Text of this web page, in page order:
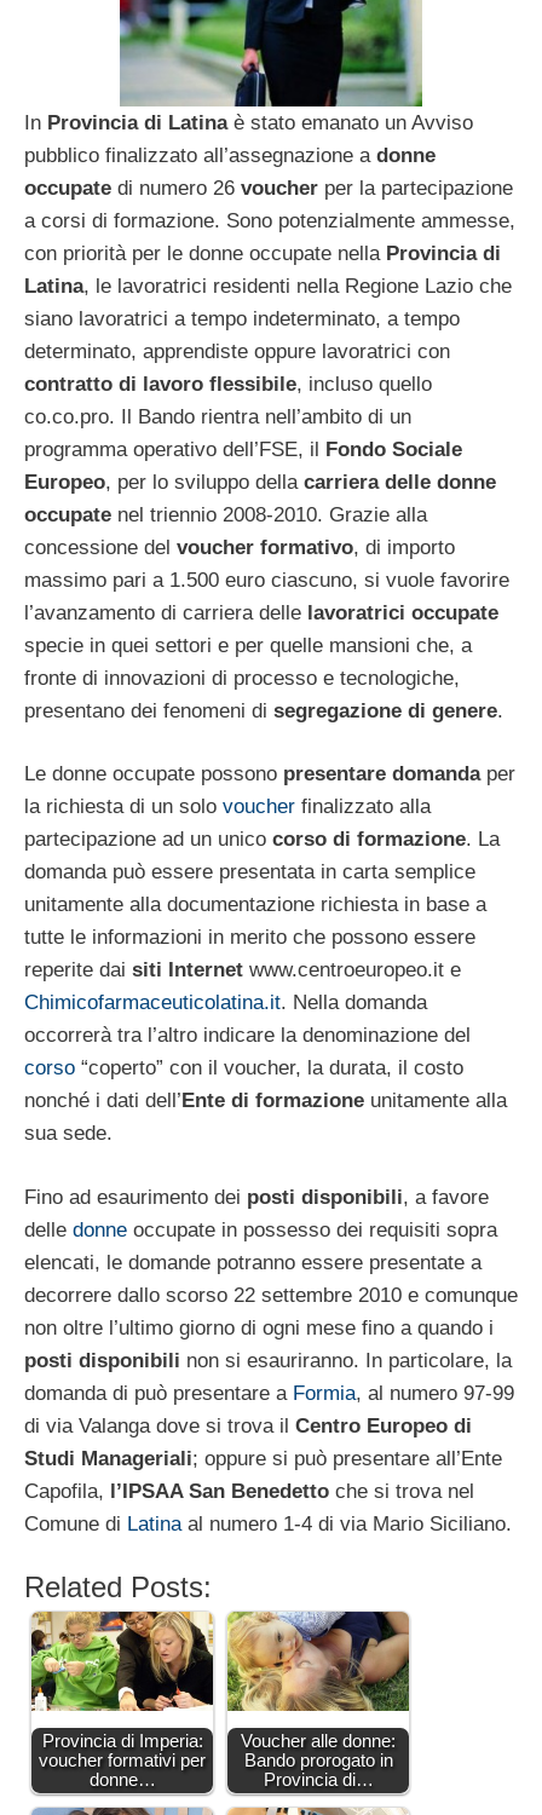
In Provincia di Latina è stato emanato un Avviso
pubblico finalizzato all’assegnazione a donne
occupate di numero 26 voucher per la partecipazione
a corsi di formazione. Sono potenzialmente ammesse,
con priorità per le donne occupate nella Provincia di
Latina, le lavoratrici residenti nella Regione Lazio che
siano lavoratrici a tempo indeterminato, a tempo
determinato, apprendiste oppure lavoratrici con
contratto di lavoro flessibile, incluso quello
co.co.pro. Il Bando rientra nell’ambito di un
programma operativo dell’FSE, il Fondo Sociale
Europeo, per lo sviluppo della carriera delle donne
occupate nel triennio 2008-2010. Grazie alla
concessione del voucher formativo, di importo
massimo pari a 1.500 euro ciascuno, si vuole favorire
l’avanzamento di carriera delle lavoratrici occupate
specie in quei settori e per quelle mansioni che, a
fronte di innovazioni di processo e tecnologiche,
presentano dei fenomeni di segregazione di genere.
Le donne occupate possono presentare domandaper
la richiesta di un solo voucher finalizzato alla
partecipazione ad un unico corso di formazione. La
domanda può essere presentata in carta semplice
unitamente alla documentazione richiesta in base a
tutte le informazioni in merito che possono essere
reperite dai siti Internet www.centroeuropeo.it e
Chimicofarmaceuticolatina.it. Nella domanda
occorrerà tra l’altro indicare la denominazione del
corso “coperto” con il voucher, la durata, il costo
nonché i dati dell’ Ente di formazione unitamente alla
sua sede.
Fino ad esaurimento dei posti disponibili, a favore
delle donne occupate in possesso dei requisiti sopra
elencati, le domande potranno essere presentate a
decorrere dallo scorso 22 settembre 2010 e comunque
non oltre l’ultimo giorno di ogni mese fino a quando i
posti disponibili non si esauriranno. In particolare, la
domanda di può presentare a Formia, al numero 97-99
di via Valanga dove si trova il Centro Europeo di
Studi Manageriali; oppure si può presentare all’Ente
Capofila, l’IPSAA San Benedetto che si trova nel
Comune di Latinaal numero 1-4 di via Mario Siciliano.
Related Posts:
Provincia di Imperia:
voucher formativi per
donne…
Voucher alle donne:
Bando prorogato in
Provincia di…